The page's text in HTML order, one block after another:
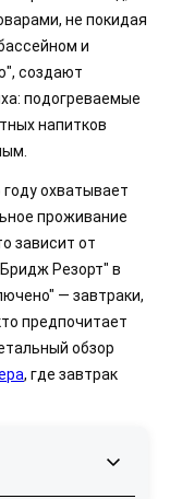
не покидая
и
создают
подогреваемые
напитков
охватывает
проживание
зависит от
Резорт" в
— завтраки,
предпочитает
обзор
, где завтрак